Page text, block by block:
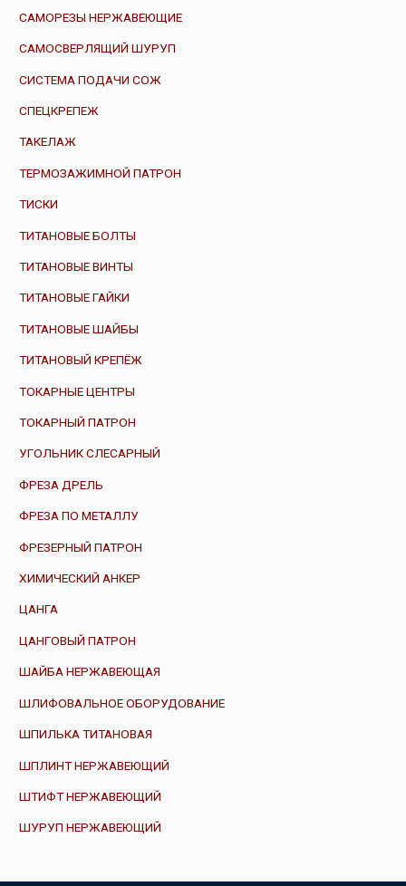
САМОРЕЗЫ НЕРЖАВЕЮЩИЕ
САМОСВЕРЛЯЩИЙ ШУРУП
СИСТЕМА ПОДАЧИ СОЖ
СПЕЦКРЕПЕЖ
ТАКЕЛАЖ
ТЕРМОЗАЖИМНОЙ ПАТРОН
ТИСКИ
ТИТАНОВЫЕ БОЛТЫ
ТИТАНОВЫЕ ВИНТЫ
ТИТАНОВЫЕ ГАЙКИ
ТИТАНОВЫЕ ШАЙБЫ
ТИТАНОВЫЙ КРЕПЁЖ
ТОКАРНЫЕ ЦЕНТРЫ
ТОКАРНЫЙ ПАТРОН
УГОЛЬНИК СЛЕСАРНЫЙ
ФРЕЗА ДРЕЛЬ
ФРЕЗА ПО МЕТАЛЛУ
ФРЕЗЕРНЫЙ ПАТРОН
ХИМИЧЕСКИЙ АНКЕР
ЦАНГА
ЦАНГОВЫЙ ПАТРОН
ШАЙБА НЕРЖАВЕЮЩАЯ
ШЛИФОВАЛЬНОЕ ОБОРУДОВАНИЕ
ШПИЛЬКА ТИТАНОВАЯ
ШПЛИНТ НЕРЖАВЕЮЩИЙ
ШТИФТ НЕРЖАВЕЮЩИЙ
ШУРУП НЕРЖАВЕЮЩИЙ